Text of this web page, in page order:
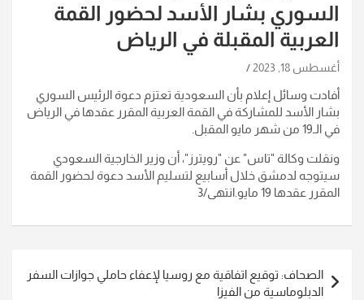
السوري بشار الأسد لحضور القمة
العربية المقبلة في الرياض
أغسطس 18, 2023
أفادت وسائل إعلام بأن السعودية تعتزم دعوة الرئيس السوري
بشار الأسد للمشاركة في القمة العربية المقرر عقدها في الرياض
في الـ19 من شهر مايو المقبل.
ونقلت وكالة "تاس" عن "رويترز"، أن وزير الخارجية السعودي
سيتوجه لدمشق خلال أسابيع لتسليم الأسد دعوة لحضور القمة
المقرر عقدها 19 مايو.انتهى/3
المقالات
الصحاف: توقيع اتفاقية مع روسيا لإعفاء حاملي جوازات السفر
الدبلوماسية من الفيزا